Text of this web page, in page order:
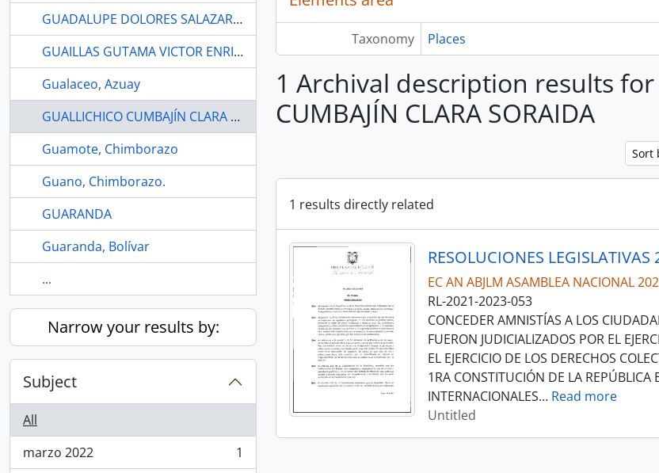
GUADALUPE DOLORES SALAZAR CEDEÑO
GUAILLAS GUTAMA VICTOR ENRIQUE
Gualaceo, Azuay
GUALLICHICO CUMBAJÍN CLARA SORAIDA
Guamote, Chimborazo
Guano, Chimborazo.
GUARANDA
Guaranda, Bolívar
...
Narrow your results by:
Subject
All
marzo 2022
, 1 results 1
Taxonomy Places
1 Archival description results for
CUMBAJÍN CLARA SORAIDA
Sort
1 results directly related
RESOLUCIONES
EC AN ABJLM ASAMBLEA NACIONAL
RL-2021-2023-053
CONCEDER AMNISTÍAS A LOS
FUERON JUDICIALIZADOS POR EL
EL EJERCICIO DE LOS DERECHOS
1RA CONSTITUCIÓN DE LA REPÚBLICA
INTERNACIONALES… Read more
Untitled